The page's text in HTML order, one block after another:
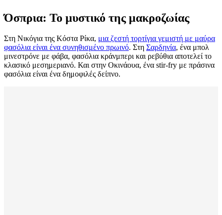
Όσπρια: Το μυστικό της μακροζωίας
Στη Νικόγια της Κόστα Ρίκα, μια ζεστή τορτίγια γεμιστή με μαύρα
φασόλια είναι ένα συνηθισμένο πρωινό. Στη Σαρδηνία, ένα μπολ
μινεστρόνε με φάβα, φασόλια κράνμπερι και ρεβύθια αποτελεί το
κλασικό μεσημεριανό. Και στην Οκινάουα, ένα stir-fry με πράσινα
φασόλια είναι ένα δημοφιλές δείπνο.